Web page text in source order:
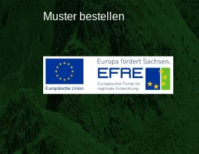
Muster bestellen